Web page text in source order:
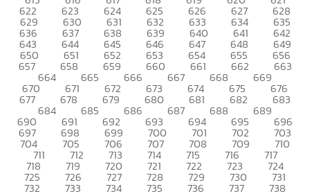
622 623 624 625 626 627 628
629 630 631 632 633 634 635
636 637 638 639 640 641 642
643 644 645 646 647 648 649
650 651 652 653 654 655 656
657 658 659 660 661 662 663
664 665 666 667 668 669
670 671 672 673 674 675 676
677 678 679 680 681 682 683
684 685 686 687 688 689
690 691 692 693 694 695 696
697 698 699 700 701 702 703
704 705 706 707 708 709 710
711 712 713 714 715 716 717
718 719 720 721 722 723 724
725 726 727 728 729 730 731
732 733 734 735 736 737 738